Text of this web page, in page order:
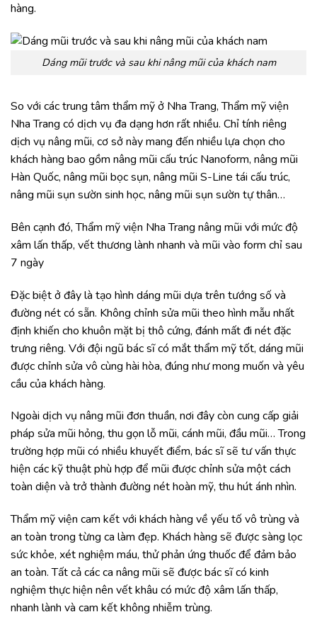
hàng.
Dáng mũi trước và sau khi nâng mũi của khách nam
So với các trung tâm thẩm mỹ ở Nha Trang, Thẩm mỹ viện
Nha Trang có dịch vụ đa dạng hơn rất nhiều. Chỉ tính riêng
dịch vụ nâng mũi, cơ sở này mang đến nhiều lựa chọn cho
khách hàng bao gồm nâng mũi cấu trúc Nanoform, nâng mũi
Hàn Quốc, nâng mũi bọc sụn, nâng mũi S-Line tái cấu trúc,
nâng mũi sụn sườn sinh học, nâng mũi sụn sườn tự thân…
Bên cạnh đó, Thẩm mỹ viện Nha Trang nâng mũi với mức độ
xâm lấn thấp, vết thương lành nhanh và mũi vào form chỉ sau
7 ngày
Đặc biệt ở đây là tạo hình dáng mũi dựa trên tướng số và
đường nét có sẵn. Không chỉnh sửa mũi theo hình mẫu nhất
định khiến cho khuôn mặt bị thô cứng, đánh mất đi nét đặc
trưng riêng. Với đội ngũ bác sĩ có mắt thẩm mỹ tốt, dáng mũi
được chỉnh sửa vô cùng hài hòa, đúng như mong muốn và yêu
cầu của khách hàng.
Ngoài dịch vụ nâng mũi đơn thuần, nơi đây còn cung cấp giải
pháp sửa mũi hỏng, thu gọn lỗ mũi, cánh mũi, đầu mũi… Trong
trường hợp mũi có nhiều khuyết điểm, bác sĩ sẽ tư vấn thực
hiện các kỹ thuật phù hợp để mũi được chỉnh sửa một cách
toàn diện và trở thành đường nét hoàn mỹ, thu hút ánh nhìn.
Thẩm mỹ viện cam kết với khách hàng về yếu tố vô trùng và
an toàn trong từng ca làm đẹp. Khách hàng sẽ được sàng lọc
sức khỏe, xét nghiệm máu, thử phản ứng thuốc để đảm bảo
an toàn. Tất cả các ca nâng mũi sẽ được bác sĩ có kinh
nghiệm thực hiện nên vết khâu có mức độ xâm lấn thấp,
nhanh lành và cam kết không nhiễm trùng.